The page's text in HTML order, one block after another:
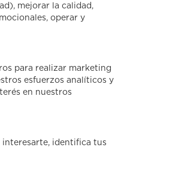
mejorar la calidad,
operar y
para realizar marketing
esfuerzos analíticos y
en nuestros
interesarte, identifica tus